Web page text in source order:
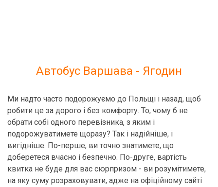
Автобус Варшава - Ягодин
Ми надто часто подорожуємо до Польщі і назад, щоб
робити це за дорого і без комфорту. То, чому б не
обрати собі одного перевізника, з яким і
подорожуватимете щоразу? Так і надійніше, і
вигідніше. По-перше, ви точно знатимете, що
доберетеся вчасно і безпечно. По-друге, вартість
квитка не буде для вас сюрпризом - ви розумітимете,
на яку суму розраховувати, адже на офіційному сайті